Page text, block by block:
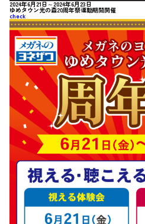
2024年6月21日～2024年6月23日
ゆめタウン光の森20周年祭連動期間開催
check